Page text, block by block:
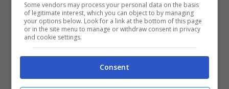
Some vendors may process your personal data on the basis
of legitimate interest, which you can object to by managing
your options below. Look for a link at the bottom of this page
or in the site menu to manage or withdraw consent in privacy
and cookie settings.
Consent